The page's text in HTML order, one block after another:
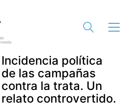
Incidencia política
de las campañas
contra la trata. Un
relato controvertido.